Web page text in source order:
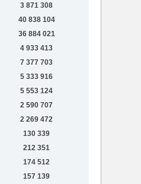
3 871 308
40 838 104
36 884 021
4 933 413
7 377 703
5 333 916
5 553 124
2 590 707
2 269 472
130 339
212 351
174 512
157 139